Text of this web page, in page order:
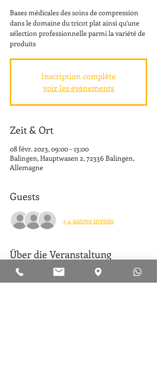
Bases médicales des soins de compression
dans le domaine du tricot plat ainsi qu'une
sélection professionnelle parmi la variété de
produits
Inscription complète
voir les événements
Zeit & Ort
08 févr. 2023, 09:00 – 13:00
Balingen, Hauptwasen 2, 72336 Balingen,
Allemagne
Guests
+ 4 autres invités
Über die Veranstaltung
Chaque responsable d'équipe ou d'agence
est responsable de l'organisation des